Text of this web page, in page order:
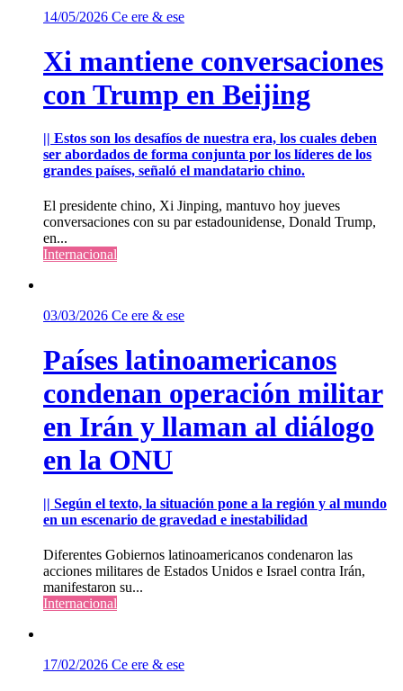
14/05/2026 Ce ere & ese
Xi mantiene conversaciones
con Trump en Beijing
|| Estos son los desafíos de nuestra era, los cuales deben
ser abordados de forma conjunta por los líderes de los
grandes países, señaló el mandatario chino.
El presidente chino, Xi Jinping, mantuvo hoy jueves
conversaciones con su par estadounidense, Donald Trump,
en...
Internacional
03/03/2026 Ce ere & ese
Países latinoamericanos
condenan operación militar
en Irán y llaman al diálogo
en la ONU
|| Según el texto, la situación pone a la región y al mundo
en un escenario de gravedad e inestabilidad
Diferentes Gobiernos latinoamericanos condenaron las
acciones militares de Estados Unidos e Israel contra Irán,
manifestaron su...
Internacional
17/02/2026 Ce ere & ese